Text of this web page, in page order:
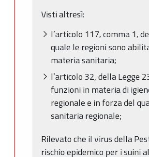
Visti altresì:
l’articolo 117, comma 1,
quale le regioni sono
materia sanitaria;
l’articolo 32, della Legge
funzioni in materia di
regionale e in forza del
sanitaria regionale;
Rilevato che il virus della
rischio epidemico per i suini